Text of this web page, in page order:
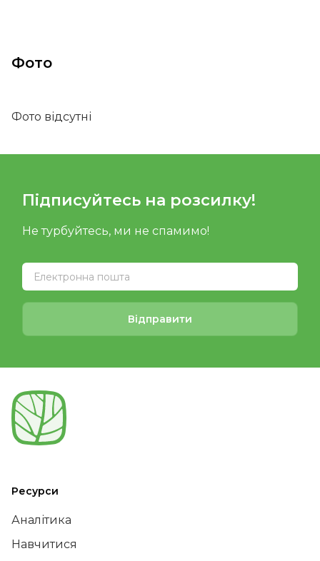
Фото
Фото відсутні
Підписуйтесь на розсилку!
Не турбуйтесь, ми не спамимо!
Відправити
Ресурси
Аналітика
Навчитися